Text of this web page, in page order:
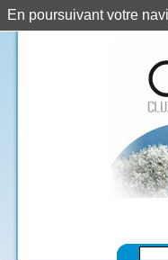
En poursuivant votre